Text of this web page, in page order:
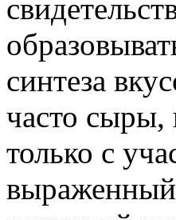
синтеза
часто сыры,
только с
выраженный